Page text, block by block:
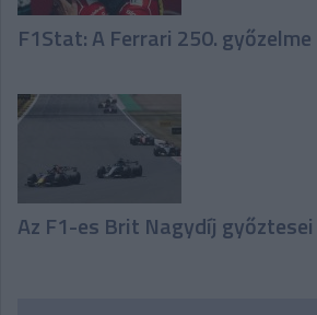
F1Stat: A Ferrari 250. győzelme
Az F1-es Brit Nagydíj